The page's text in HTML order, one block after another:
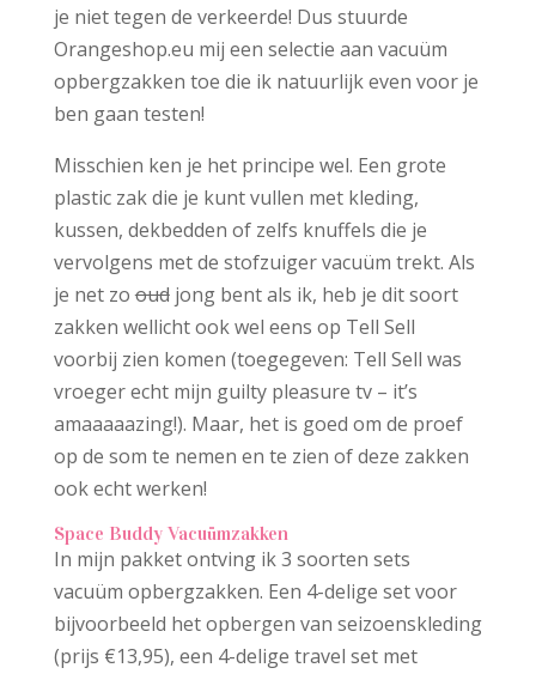
je niet tegen de verkeerde! Dus stuurde
Orangeshop.eu mij een selectie aan vacuüm
opbergzakken toe die ik natuurlijk even voor je
ben gaan testen!
Misschien ken je het principe wel. Een grote
plastic zak die je kunt vullen met kleding,
kussen, dekbedden of zelfs knuffels die je
vervolgens met de stofzuiger vacuüm trekt. Als
je net zooudjong bent als ik, heb je dit soort
zakken wellicht ook wel eens op Tell Sell
voorbij zien komen (toegegeven: Tell Sell was
vroeger echt mijn guilty pleasure tv – it’s
amaaaaazing!). Maar, het is goed om de proef
op de som te nemen en te zien of deze zakken
ook echt werken!
Space Buddy Vacuümzakken
In mijn pakket ontving ik 3 soorten sets
vacuüm opbergzakken. Een 4-delige set voor
bijvoorbeeld het opbergen van seizoenskleding
(prijs €13,95), een 4-delige travel set met